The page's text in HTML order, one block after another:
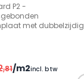
P2 -
met dubbelzijdig
effect binnen 24 uur
,81/m2incl. btw